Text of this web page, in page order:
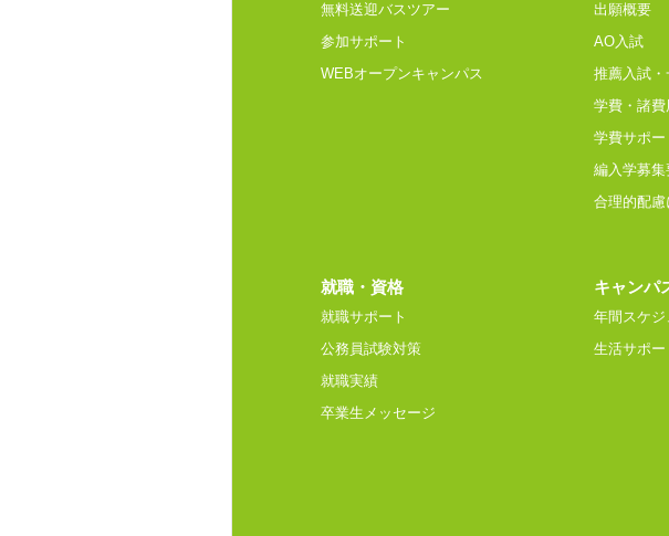
無料送迎バスツアー
参加サポート
WEBオープンキャンパス
出願概要
AO入試
推薦入試
学費・諸費
学費サポー
編入学募集
合理的配慮
就職・資格
就職サポート
公務員試験対策
就職実績
卒業生メッセージ
キャンパ
年間スケジ
生活サポー